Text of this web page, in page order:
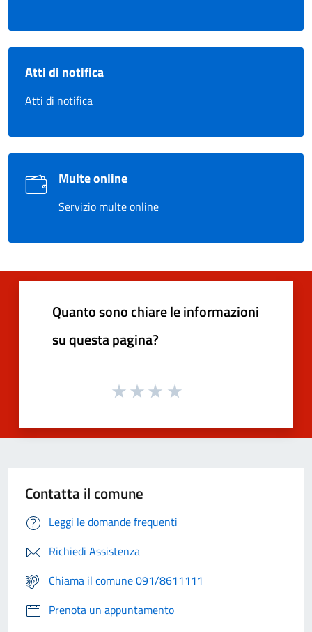
Atti di notifica
Atti di notifica
Multe online
Servizio multe online
Quanto sono chiare le informazioni
su questa pagina?
Contatta il comune
Leggi le domande frequenti
Richiedi Assistenza
Chiama il comune 091/8611111
Prenota un appuntamento